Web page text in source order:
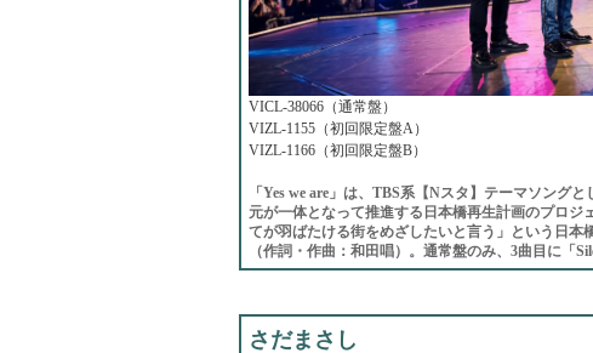
VICL-38066（通常盤）
VIZL-1155（初回限定盤A）
VIZL-1166（初回限定盤B）
「Yes we are」は、TBS系【Nスタ】テーマソング
元が一体となって推進する日本橋再生計画のプロ
てが羽ばたける街をめざしたいと言う」という日
（作詞・作曲：和田唱）。通常盤のみ、3曲目に「
さだまさし